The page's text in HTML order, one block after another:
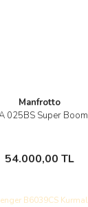
Manfrotto
025BS Super Boom
54.000,00 TL
Görüntüle
Sepete Ekle